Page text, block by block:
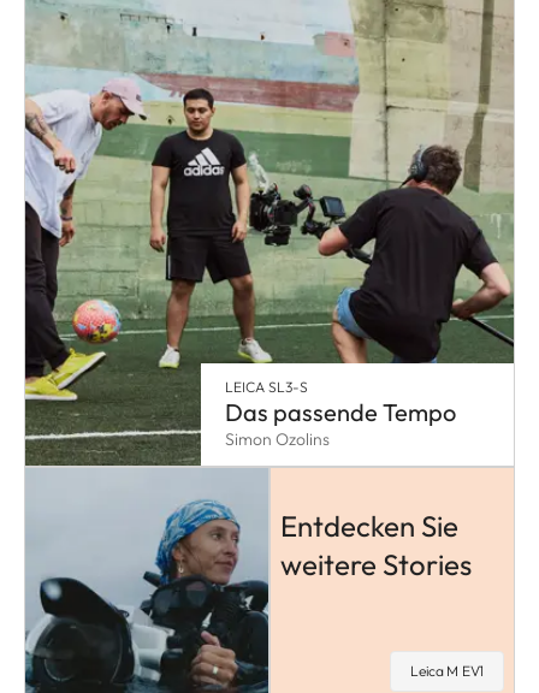
LEICA SL3-S
Das passende Tempo
Simon Ozolins
Entdecken Sie
weitere Stories
Leica M EV1